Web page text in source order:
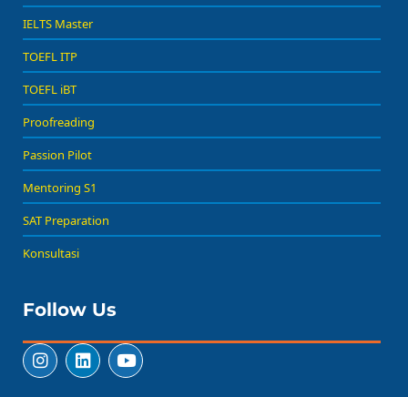
IELTS Master
TOEFL ITP
TOEFL iBT
Proofreading
Passion Pilot
Mentoring S1
SAT Preparation
Konsultasi
Follow Us